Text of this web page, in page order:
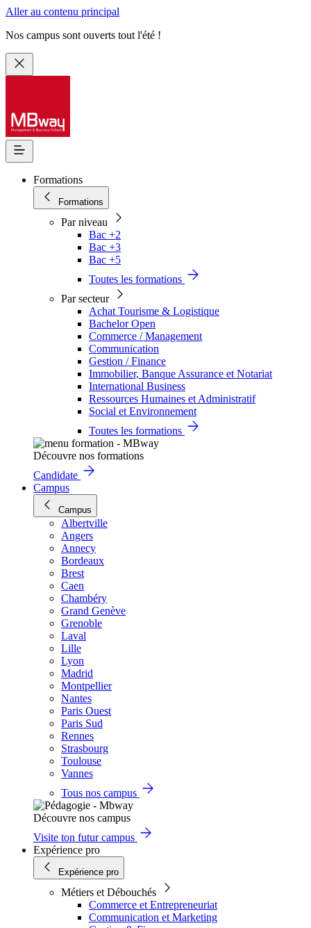
Aller au contenu principal
Nos campus sont ouverts tout l'été !
Formations
Formations
Par niveau
Bac +2
Bac +3
Bac +5
Toutes les formations
Par secteur
Achat Tourisme & Logistique
Bachelor Open
Commerce / Management
Communication
Gestion / Finance
Immobilier, Banque Assurance et Notariat
International Business
Ressources Humaines et Administratif
Social et Environnement
Toutes les formations
Découvre nos formations
Candidate
Campus
Campus
Albertville
Angers
Annecy
Bordeaux
Brest
Caen
Chambéry
Grand Genève
Grenoble
Laval
Lille
Lyon
Madrid
Montpellier
Nantes
Paris Ouest
Paris Sud
Rennes
Strasbourg
Toulouse
Vannes
Tous nos campus
Découvre nos campus
Visite ton futur campus
Expérience pro
Expérience pro
Métiers et Débouchés
Commerce et Entrepreneuriat
Communication et Marketing